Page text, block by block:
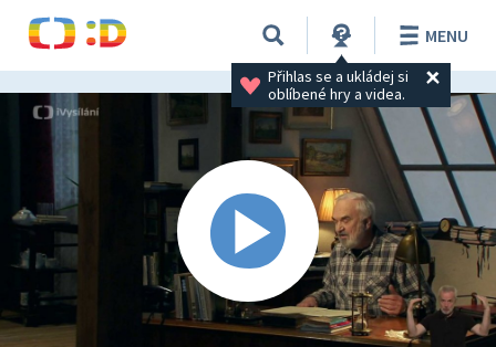
Přihlas se a ukládej si
oblíbené hry a videa.
MENU